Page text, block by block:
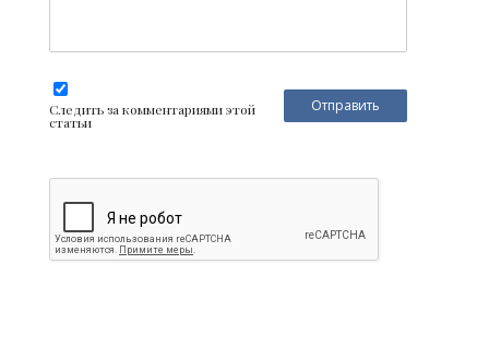
Следить за комментариями этой
статьи